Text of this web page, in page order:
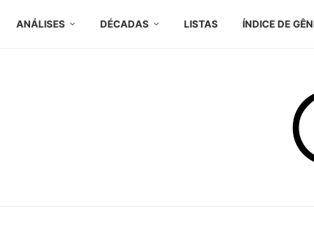
ANÁLISES DÉCADAS LISTAS ÍNDICE DE